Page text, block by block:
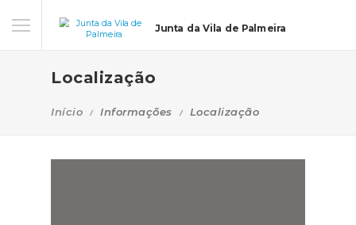
Junta da Vila de Palmeira
Localização
Início Informações Localização